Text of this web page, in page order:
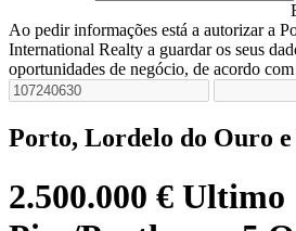
Ao pedir informações está a autorizar a
International Realty a guardar os seus
oportunidades de negócio, de acordo
Porto, Lordelo do Ouro e
2.500.000 € Ultimo